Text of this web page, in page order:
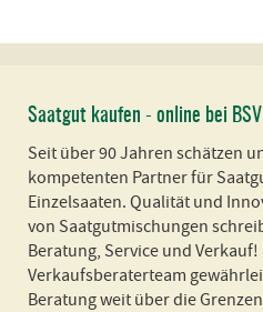
Saatgut kaufen - online bei
Seit über 90 Jahren schätzen
kompetenten Partner für
Einzelsaaten. Qualität und
von Saatgutmischungen
Beratung, Service und
Verkaufsberaterteam
Beratung weit über die